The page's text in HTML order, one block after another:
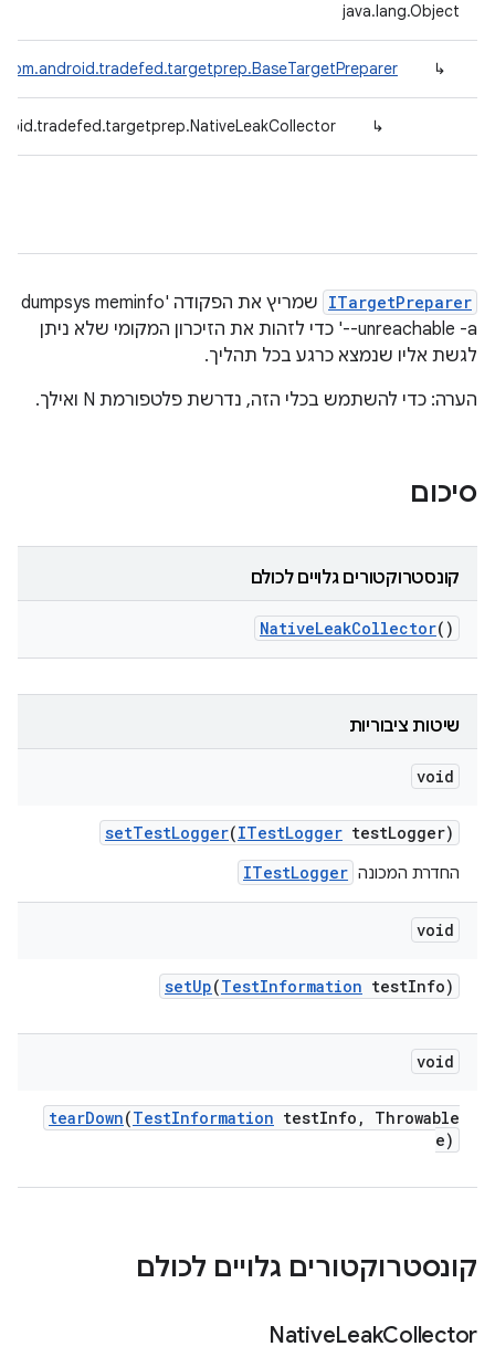
java.lang.Object
↳
com.android.tradefed.targetprep.BaseTargetPreparer
↳
ITargetPreparer
שמריץ את הפקודה 'dumpsys meminfo
--unreachable -a' כדי לזהות את הזיכרון המקומי שלא ניתן
לגשת אליו שנמצא כרגע בכל תהליך.
הערה: כדי להשתמש בכלי הזה, נדרשת פלטפורמת N ואילך.
סיכום
קונסטרוקטורים גלויים לכולם
NativeLeakCollector()
שיטות ציבוריות
void
setTestLogger(ITestLogger testLogger)
החדרת המכונה ITestLogger
void
setUp(TestInformation testInfo)
void
tearDown(TestInformation testInfo ,
Throwable
e)
קונסטרוקטורים גלויים לכולם
NativeLeakCollector